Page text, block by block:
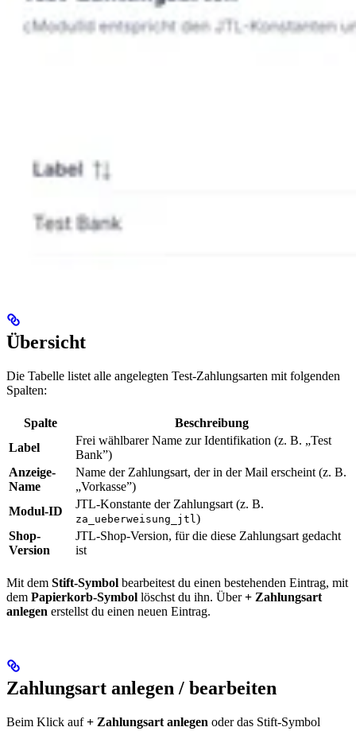
Übersicht
Die Tabelle listet alle angelegten Test-Zahlungsarten mit folgenden
Spalten:
Spalte
Beschreibung
Label
Frei wählbarer Name zur Identifikation (z. B. „Test
Bank”)
Anzeige-
Name
Name der Zahlungsart, der in der Mail erscheint (z. B.
„Vorkasse”)
Modul-ID
JTL-Konstante der Zahlungsart (z. B.
za_ueberweisung_jtl )
Shop-
Version
JTL-Shop-Version, für die diese Zahlungsart gedacht
ist
Mit dem Stift-Symbol bearbeitest du einen bestehenden Eintrag, mit
dem Papierkorb-Symbol löschst du ihn. Über+ Zahlungsart
anlegen erstellst du einen neuen Eintrag.
Zahlungsart anlegen / bearbeiten
Beim Klick auf+ Zahlungsart anlegen oder das Stift-Symbol